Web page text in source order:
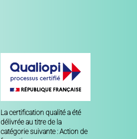
La certification qualité a été
délivrée au titre de la
catégorie suivante : Action de